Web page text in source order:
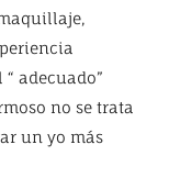
adecuado”
no se trata
un yo más